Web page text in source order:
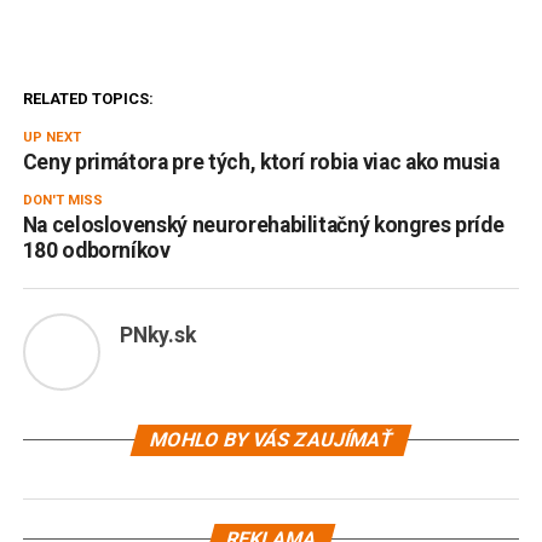
RELATED TOPICS:
UP NEXT
Ceny primátora pre tých, ktorí robia viac ako musia
DON'T MISS
Na celoslovenský neurorehabilitačný kongres príde
180 odborníkov
PNky.sk
MOHLO BY VÁS ZAUJÍMAŤ